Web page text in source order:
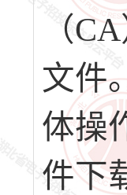
（
文件
体操
件下